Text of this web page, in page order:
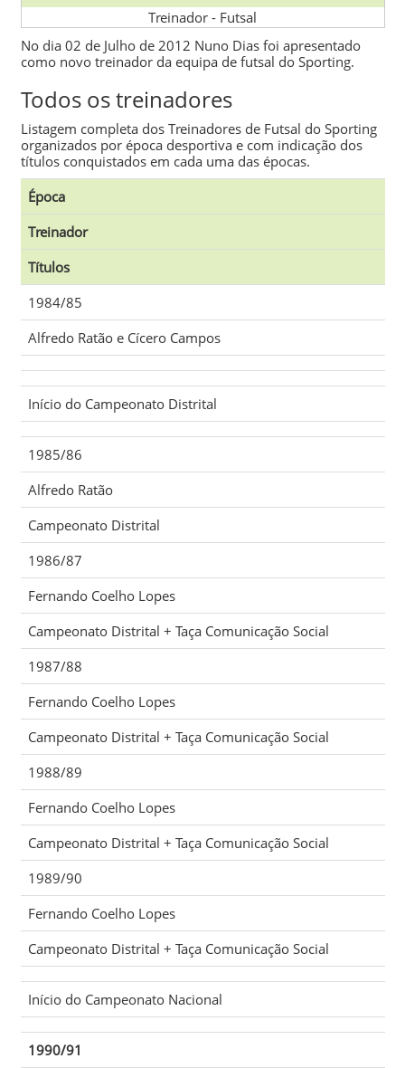
Treinador - Futsal
No dia 02 de Julho de 2012 Nuno Diasfoi apresentado
como novo treinador da equipa de futsal do Sporting.
Todos os treinadores
Listagem completa dos Treinadores de Futsal do Sporting
organizados por época desportiva e com indicação dos
títulos conquistados em cada uma das épocas.
Época
Treinador
Títulos
1984/85
Alfredo Ratãoe Cícero Campos
Início do Campeonato Distrital
1985/86
Alfredo Ratão
Campeonato Distrital
1986/87
Fernando Coelho Lopes
Campeonato Distrital + Taça Comunicação Social
1987/88
Fernando Coelho Lopes
Campeonato Distrital + Taça Comunicação Social
1988/89
Fernando Coelho Lopes
Campeonato Distrital + Taça Comunicação Social
1989/90
Fernando Coelho Lopes
Campeonato Distrital + Taça Comunicação Social
Início do Campeonato Nacional
1990/91